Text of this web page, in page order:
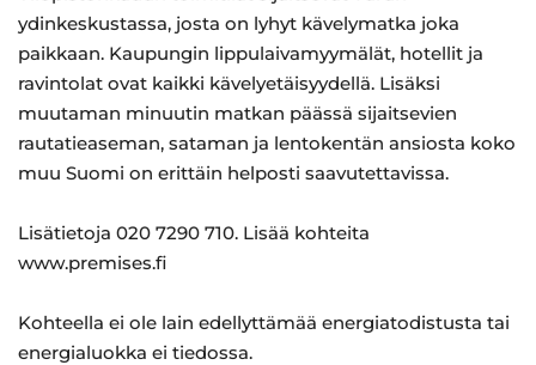
ydinkeskustassa, josta on lyhyt kävelymatka joka
paikkaan. Kaupungin lippulaivamyymälät, hotellit ja
ravintolat ovat kaikki kävelyetäisyydellä. Lisäksi
muutaman minuutin matkan päässä sijaitsevien
rautatieaseman, sataman ja lentokentän ansiosta koko
muu Suomi on erittäin helposti saavutettavissa.
Lisätietoja 020 7290 710. Lisää kohteita
www.premises.fi
Kohteella ei ole lain edellyttämää energiatodistusta tai
energialuokka ei tiedossa.